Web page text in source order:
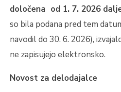
določena od 1. 7. 2026
so bila podana pred tem
navodil do 30. 6. 2026),
ne zapisujejo elektronsko.
Novost za delodajalce